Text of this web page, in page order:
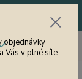
Vás v plné síle.
objednávky
Vás v plné síle.